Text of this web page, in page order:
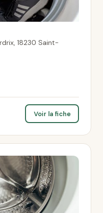
18230 Saint-
Voir la fiche